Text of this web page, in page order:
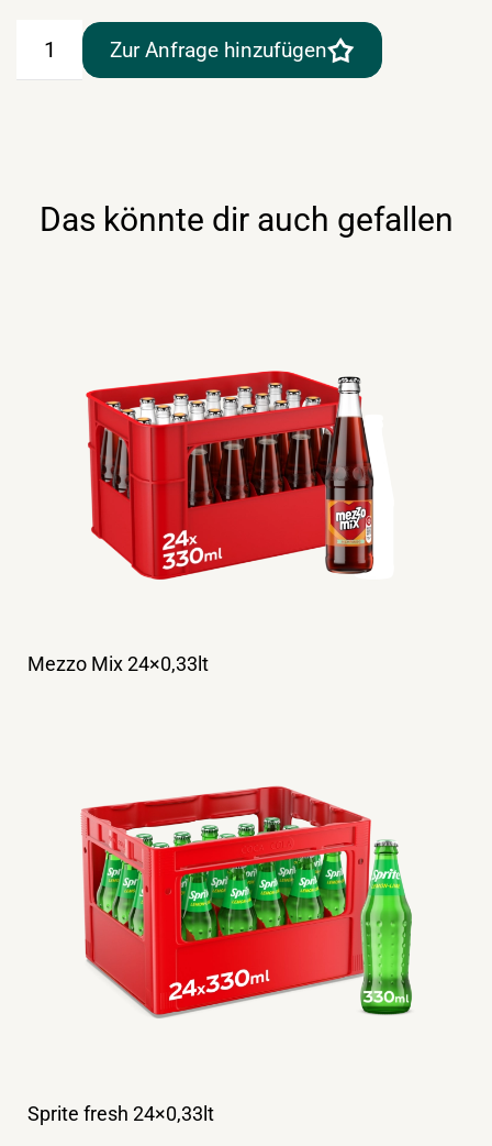
24×0,33lt
Zur Anfrage hinzufügen
Das könnte dir auch gefallen
Mezzo Mix 24×0,33lt
Sprite fresh 24×0,33lt